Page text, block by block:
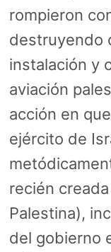
rompieron
destruyendo
instalación y
aviación
acción en
ejército de
recién
Palestina),
del gobierno